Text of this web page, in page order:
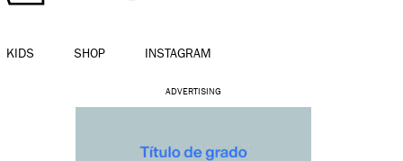
KIDS SHOP INSTAGRAM
ADVERTISING